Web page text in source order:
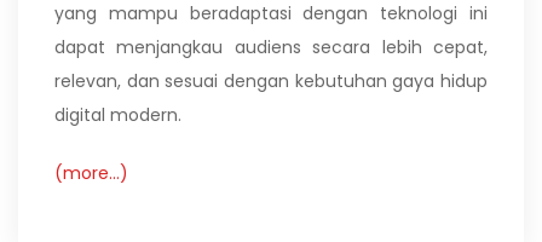
yang mampu beradaptasi dengan teknologi ini
dapat menjangkau audiens secara lebih cepat,
relevan, dan sesuai dengan kebutuhan gaya hidup
digital modern.
(more…)